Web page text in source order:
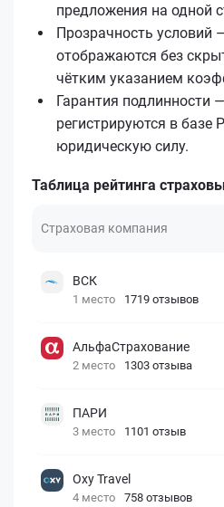
предложения на одной
Прозрачность условий
отображаются без
чётким указанием
Гарантия подлинности
регистрируются в
юридическую силу.
Таблица рейтинга
Страховая компания
ВСК
1 место 1719 отзывов
АльфаСтрахование
2 место 1303 отзыва
ПАРИ
3 место 1101 отзыв
Oxy Travel
4 место 758 отзывов